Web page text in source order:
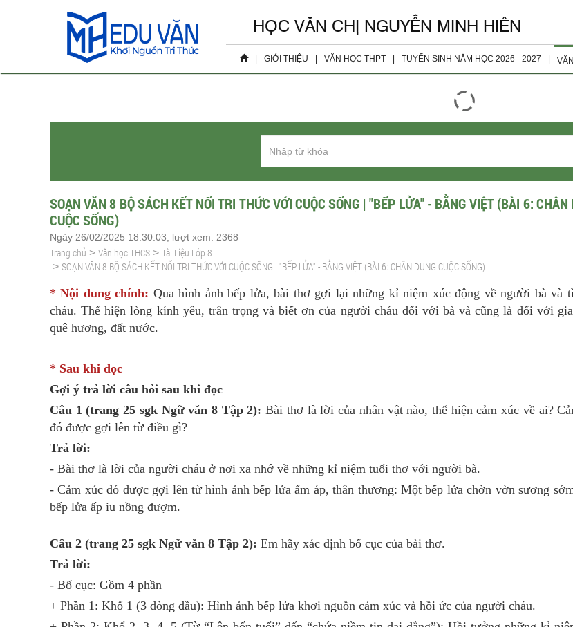
HỌC VĂN CHỊ NGUYỄN MINH HIÊN
GIỚI THIỆU VĂN HỌC THPT
Nghị Luận Văn Học
Tài Liệu Bổ Sung
Tài Liệu Lớp 10
TUYỂN SINH NĂM HỌC 2026 - 2027
SOẠN VĂN 8 BỘ SÁCH KẾT NỐI TRI THỨC VỚI CUỘC SỐNG | "BẾP LỬA" - BẰNG VIỆT (BÀI 6: CHÂN
CUỘC SỐNG)
Ngày 26/02/2025 18:30:03, lượt xem: 2368
Trang chủ > Văn học THCS > Tài Liệu Lớp 8
> SOẠN VĂN 8 BỘ SÁCH KẾT NỐI TRI THỨC VỚI CUỘC SỐNG | "BẾP LỬA" - BẰNG VIỆT (BÀI 6: CHÂN DUNG CUỘC SỐNG)
* Nội dung chính: Qua hình ảnh bếp lửa, bài thơ gợi lại những kỉ niệm xúc động về người bà và
cháu. Thể hiện lòng kính yêu, trân trọng và biết ơn của người cháu đối với bà và cũng là đối với
quê hương, đất nước.
* Sau khi đọc
Gợi ý trả lời câu hỏi sau khi đọc
Câu 1 (trang 25 sgk Ngữ văn 8 Tập 2):Bài thơ là lời của nhân vật nào, thể hiện cảm xúc về ai?
đó được gợi lên từ điều gì?
Trả lời:
- Bài thơ là lời của người cháu ở nơi xa nhớ về những kỉ niệm tuổi thơ với người bà.
- Cảm xúc đó được gợi lên từ hình ảnh bếp lửa ấm áp, thân thương: Một bếp lửa chờn vờn sương
bếp lửa ấp iu nồng đượm.
Câu 2 (trang 25 sgk Ngữ văn 8 Tập 2): Em hãy xác định bố cục của bài thơ.
Trả lời:
- Bố cục: Gồm 4 phần
+ Phần 1: Khổ 1 (3 dòng đầu): Hình ảnh bếp lửa khơi nguồn cảm xúc và hồi ức của người cháu.